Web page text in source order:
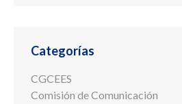
Categorías
CGCEES
Comisión de Comunicación